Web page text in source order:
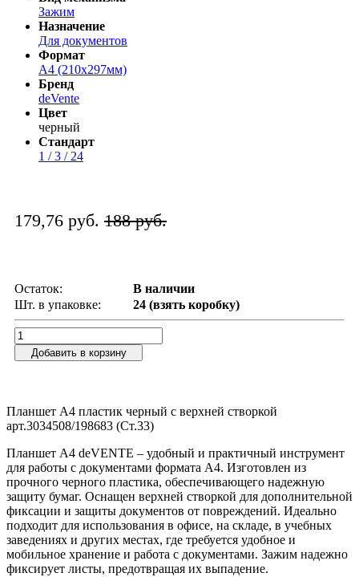
Зажим
Назначение
Для документов
Формат
A4 (210x297мм)
Бренд
deVente
Цвет
черный
Стандарт
1 / 3 / 24
179,76 руб. 188 руб.
Остаток:
В наличии
Шт. в упаковке:
24 (взять коробку)
Добавить в корзину
Планшет А4 пластик черный с верхней створкой
арт.3034508/198683 (Ст.33)
Планшет А4 deVENTE – удобный и практичный инструмент
для работы с документами формата А4. Изготовлен из
прочного черного пластика, обеспечивающего надежную
защиту бумаг. Оснащен верхней створкой для дополнительной
фиксации и защиты документов от повреждений. Идеально
подходит для использования в офисе, на складе, в учебных
заведениях и других местах, где требуется удобное и
мобильное хранение и работа с документами. Зажим надежно
фиксирует листы, предотвращая их выпадение.